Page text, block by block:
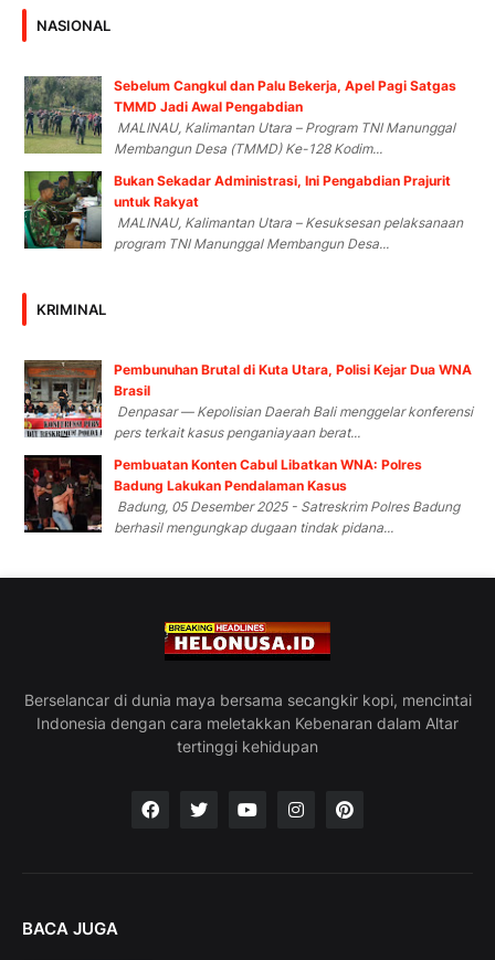
NASIONAL
Sebelum Cangkul dan Palu Bekerja, Apel Pagi Satgas
TMMD Jadi Awal Pengabdian
MALINAU, Kalimantan Utara – Program TNI Manunggal
Membangun Desa (TMMD) Ke-128 Kodim...
Bukan Sekadar Administrasi, Ini Pengabdian Prajurit
untuk Rakyat
MALINAU, Kalimantan Utara – Kesuksesan pelaksanaan
program TNI Manunggal Membangun Desa...
KRIMINAL
Pembunuhan Brutal di Kuta Utara, Polisi Kejar Dua WNA
Brasil
Denpasar — Kepolisian Daerah Bali menggelar konferensi
pers terkait kasus penganiayaan berat...
Pembuatan Konten Cabul Libatkan WNA: Polres
Badung Lakukan Pendalaman Kasus
Badung, 05 Desember 2025 - Satreskrim Polres Badung
berhasil mengungkap dugaan tindak pidana...
Berselancar di dunia maya bersama secangkir kopi, mencintai
Indonesia dengan cara meletakkan Kebenaran dalam Altar
tertinggi kehidupan
BACA JUGA